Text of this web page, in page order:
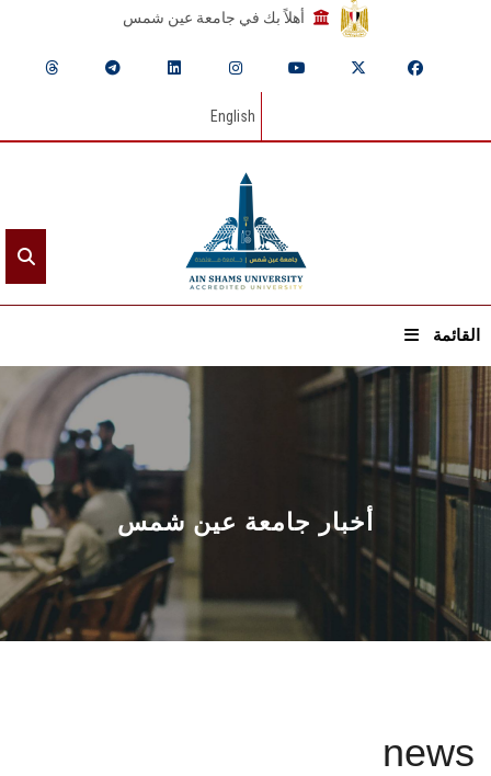
أهلاً بك في جامعة عين شمس
English
القائمة
الرئيسيـة
عن الجامعة
القطاعـات
الشئون الأكاديمية
البحث العلمي
أخبار جامعة عين شمس
news